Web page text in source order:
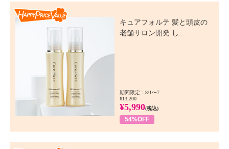
キュアフォルテ 髪と頭皮の
老舗サロン開発 し...
期間限定：8/1〜7
¥13,200
¥5,990(税込)
54%OFF